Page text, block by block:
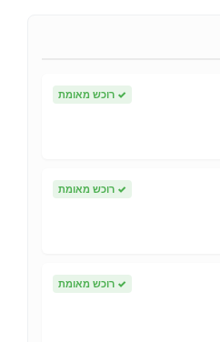
✓ רוכש מאומת
✓ רוכש מאומת
✓ רוכש מאומת